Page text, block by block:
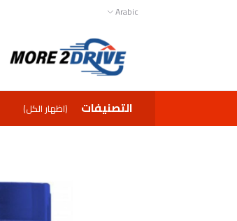
Arabic
التصنيفات (اظهار الكل)